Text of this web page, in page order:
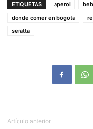
ETIQUETAS aperol
donde comer en bogota
seratta
Artículo anterior